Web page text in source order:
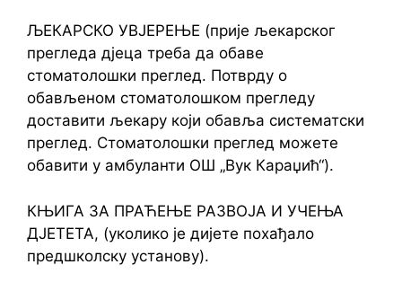
ЉЕКАРСКО УВЈЕРЕЊЕ (прије љекарског
прегледа дјеца треба да обаве
стоматолошки преглед. Потврду о
обављеном стоматолошком прегледу
доставити љекару који обавља систематски
преглед. Стоматолошки преглед можете
обавити у амбуланти ОШ „Вук Караџић“).
КЊИГА ЗА ПРАЋЕЊЕ РАЗВОЈА И УЧЕЊА
ДЈЕТЕТА, (уколико је дијете похађало
предшколску установу).